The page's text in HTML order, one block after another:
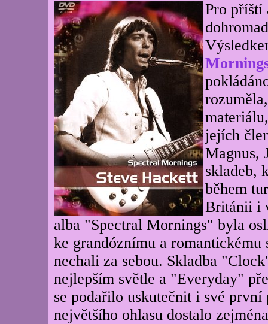
Pro příští
jejích
Magnus,
skladeb,
během
Británii i
alba "Spectral Mornings" byla
ke grandóznímu a romantickému
nechali za sebou. Skladba
nejlepším světle a "Everyday"
se podařilo uskutečnit i své
největšího ohlasu dostalo